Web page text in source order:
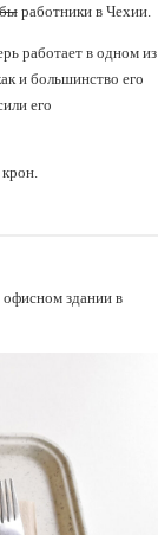
работники в Чехии.
работает в одном из
и большинство его
его
здании в